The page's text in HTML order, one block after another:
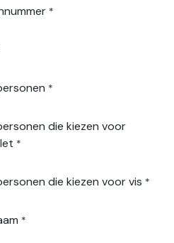
*
*
die kiezen voor
*
die kiezen voor vis *
*